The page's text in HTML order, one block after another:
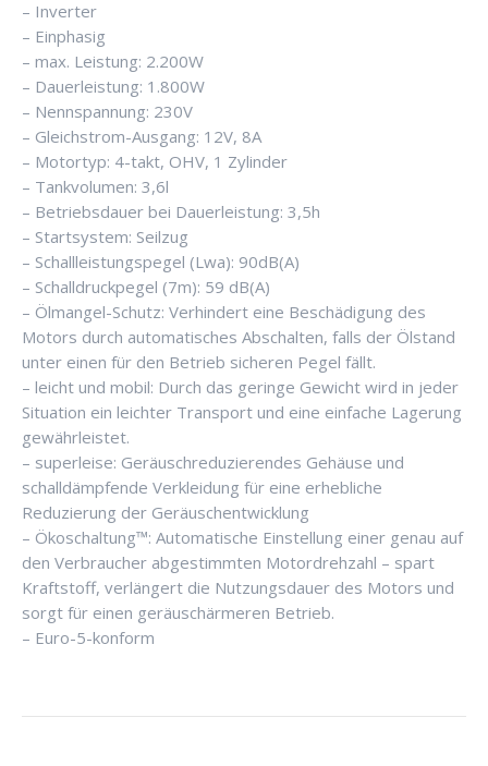
– Inverter
– Einphasig
– max. Leistung: 2.200W
– Dauerleistung: 1.800W
– Nennspannung: 230V
– Gleichstrom-Ausgang: 12V, 8A
– Motortyp: 4-takt, OHV, 1 Zylinder
– Tankvolumen: 3,6l
– Betriebsdauer bei Dauerleistung: 3,5h
– Startsystem: Seilzug
– Schallleistungspegel (Lwa): 90dB(A)
– Schalldruckpegel (7m): 59 dB(A)
– Ölmangel-Schutz: Verhindert eine Beschädigung des
Motors durch automatisches Abschalten, falls der Ölstand
unter einen für den Betrieb sicheren Pegel fällt.
– leicht und mobil: Durch das geringe Gewicht wird in jeder
Situation ein leichter Transport und eine einfache Lagerung
gewährleistet.
– superleise: Geräuschreduzierendes Gehäuse und
schalldämpfende Verkleidung für eine erhebliche
Reduzierung der Geräuschentwicklung
– Ökoschaltung™: Automatische Einstellung einer genau auf
den Verbraucher abgestimmten Motordrehzahl – spart
Kraftstoff, verlängert die Nutzungsdauer des Motors und
sorgt für einen geräuschärmeren Betrieb.
– Euro-5-konform